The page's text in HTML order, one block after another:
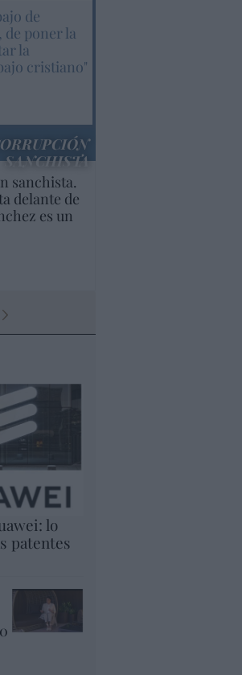
de
poner la
la
cristiano"
SANCHISTA
sanchista.
delante de
es un
lo
patentes